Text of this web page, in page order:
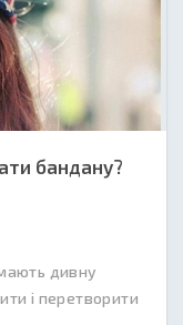
бандану?
дивну
і перетворити